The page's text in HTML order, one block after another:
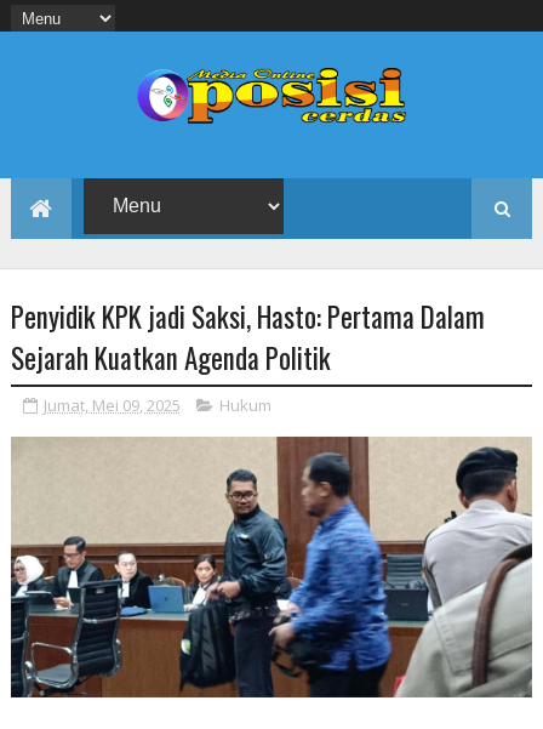
Penyidik KPK jadi Saksi, Hasto: Pertama Dalam
Sejarah Kuatkan Agenda Politik
Jumat, Mei 09, 2025 Hukum